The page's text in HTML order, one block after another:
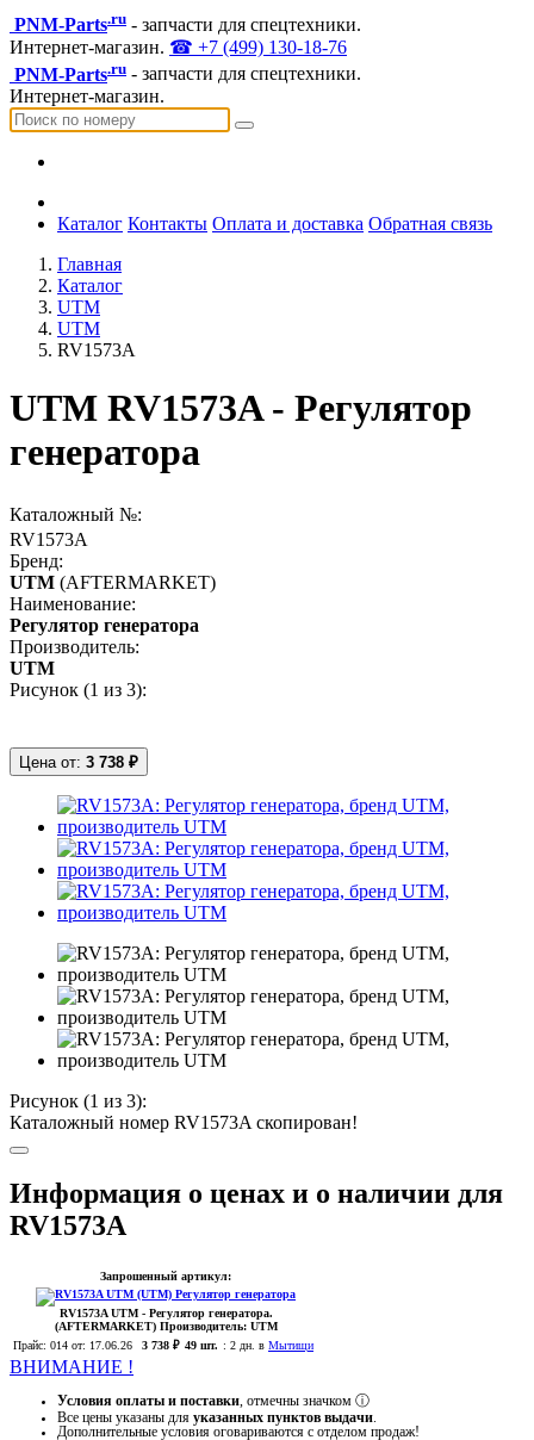
PNM-Parts.ru - запчасти для спецтехники.
Интернет-магазин. ☎ +7 (499) 130-18-76
PNM-Parts.ru - запчасти для спецтехники.
Интернет-магазин.
Каталог Контакты Оплата и доставка Обратная связь
Главная
Каталог
UTM
UTM
RV1573A
UTM RV1573A - Регулятор
генератора
Каталожный №:
RV1573A
Бренд:
UTM (AFTERMARKET)
Наименование:
Регулятор генератора
Производитель:
UTM
Рисунок (1 из 3):
Цена от: 3 738 ₽
Рисунок (1 из 3):
Каталожный номер RV1573A скопирован!
Информация о ценах и о наличии для
RV1573A
Запрошенный артикул:
RV1573AUTM - Регулятор генератора.
(AFTERMARKET)Производитель: UTM
Прайс: 014 от: 17.06.26 3 738 ₽ 49 шт. : 2 дн. в Мытищи
ВНИМАНИЕ !
Условия оплаты и поставки , отмечны значком ⓘ
Все цены указаны для указанных пунктов выдачи
Дополнительные условия оговариваются с отделом продаж!